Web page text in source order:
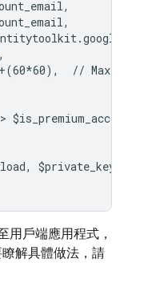
// Maximum
$is_premium_account
$private_key,
用戶端應用程式，
解具體做法，請